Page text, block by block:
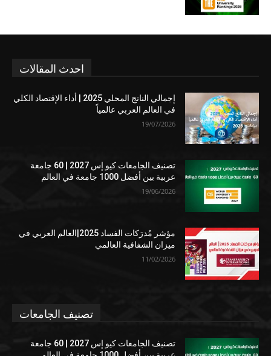
احدث المقالات
إجمالي الناتج المحلي 2025 | أداء الإقتصاد الكلي
في العالم العربي عالمياً
19/07/2026
تصنيف الجامعات كيو إس 2027 | 60 جامعة
عربية بين أفضل 1000 جامعة في العالم
19/06/2026
مؤشر مُدرَكات الفساد 2025|العالم العربي في
ميزان الشفافية العالمي
11/02/2026
تصنيف الجامعات
تصنيف الجامعات كيو إس 2027 | 60 جامعة